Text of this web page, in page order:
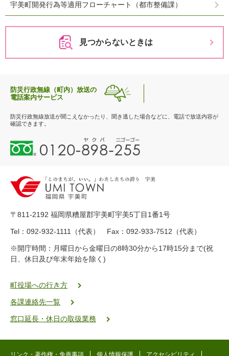
宇美町開発行為等適用フローチャート（都市整備課）
見つからないときは
防災行政無線（町内）放送の
電話案内サービス
防災行政無線放送が聞こえなかったり、聞き逃した場合などに、電話で放送内容が
確認できます。
0
1
-
8
-
5
5
ク
二
ゴ
ー
〒811-2192 福岡県糟屋郡宇美町宇美5丁目1番1号
Tel：092-932-1111（代表） Fax：092-933-7512（代表）
※開庁時間：月曜日から金曜日の8時30分から17時15分まで(祝
日、休日及び年末年始を除く)
町役場への行き方
各課連絡先一覧
窓口延長・休日の取扱業務
リンク・著作権・免責事項 個人情報保護 アクセシビリティ